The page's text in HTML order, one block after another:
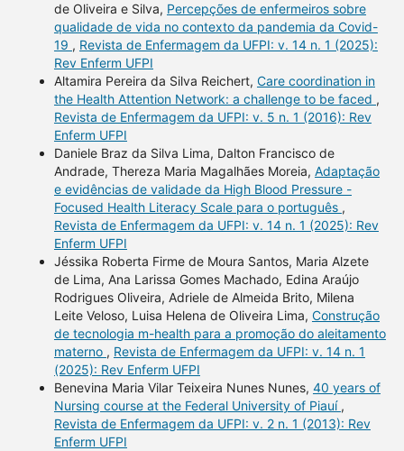
de Oliveira e Silva, Percepções de enfermeiros sobre
qualidade de vida no contexto da pandemia da Covid-
19 , Revista de Enfermagem da UFPI: v. 14 n. 1 (2025):
Rev Enferm UFPI
Altamira Pereira da Silva Reichert, Care coordination in
the Health Attention Network: a challenge to be faced ,
Revista de Enfermagem da UFPI: v. 5 n. 1 (2016): Rev
Enferm UFPI
Daniele Braz da Silva Lima, Dalton Francisco de
Andrade, Thereza Maria Magalhães Moreia, Adaptação
e evidências de validade da High Blood Pressure -
Focused Health Literacy Scale para o português ,
Revista de Enfermagem da UFPI: v. 14 n. 1 (2025): Rev
Enferm UFPI
Jéssika Roberta Firme de Moura Santos, Maria Alzete
de Lima, Ana Larissa Gomes Machado, Edina Araújo
Rodrigues Oliveira, Adriele de Almeida Brito, Milena
Leite Veloso, Luisa Helena de Oliveira Lima, Construção
de tecnologia m-health para a promoção do aleitamento
materno , Revista de Enfermagem da UFPI: v. 14 n. 1
(2025): Rev Enferm UFPI
Benevina Maria Vilar Teixeira Nunes Nunes, 40 years of
Nursing course at the Federal University of Piauí ,
Revista de Enfermagem da UFPI: v. 2 n. 1 (2013): Rev
Enferm UFPI